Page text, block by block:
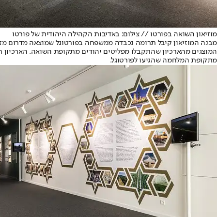
מוזיאון השואה בפורטו // צילום: באדיבות הקהילה היהודית של פורטו
מתקופת המלחמה שהגיעו לפורטוגל.